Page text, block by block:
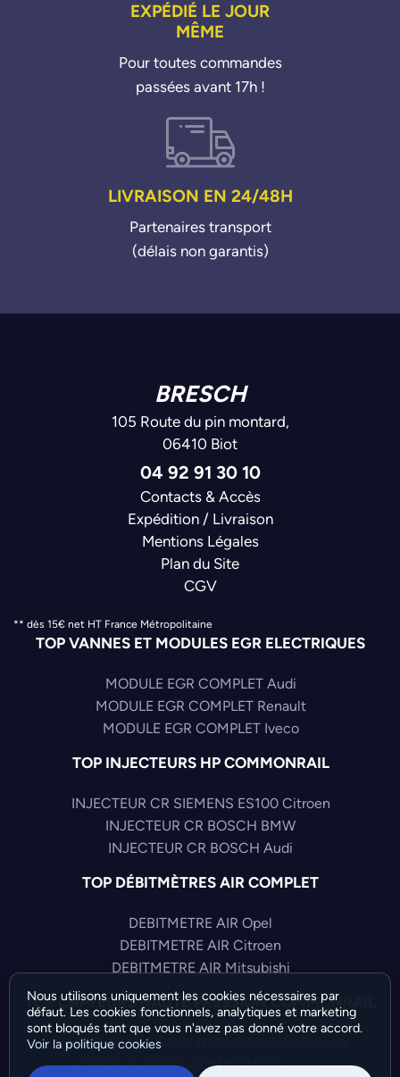
EXPÉDIÉ LE JOUR
MÊME
Pour toutes commandes
passées avant 17h !
LIVRAISON EN 24/48H
Partenaires transport
(délais non garantis)
BRESCH
105 Route du pin montard,
06410 Biot
04 92 91 30 10
Contacts & Accès
Expédition / Livraison
Mentions Légales
Plan du Site
CGV
** dès 15€ net HT France Métropolitaine
TOP VANNES ET MODULES EGR ELECTRIQUES
MODULE EGR COMPLET Audi
MODULE EGR COMPLET Renault
MODULE EGR COMPLET Iveco
TOP INJECTEURS HP COMMONRAIL
INJECTEUR CR SIEMENS ES100 Citroen
INJECTEUR CR BOSCH BMW
INJECTEUR CR BOSCH Audi
TOP DÉBITMÈTRES AIR COMPLET
DEBITMETRE AIR Opel
DEBITMETRE AIR Citroen
DEBITMETRE AIR Mitsubishi
TOP CAPTEURS HAUTE PRESSION COMMONRAIL
CAPTEUR PRESS COMMONRAIL Alfa-Romeo
CAPTEUR PRESS COMMONRAIL Iveco
Nous utilisons uniquement les cookies nécessaires par
défaut. Les cookies fonctionnels, analytiques et marketing
sont bloqués tant que vous n'avez pas donné votre accord.
Voir la politique cookies